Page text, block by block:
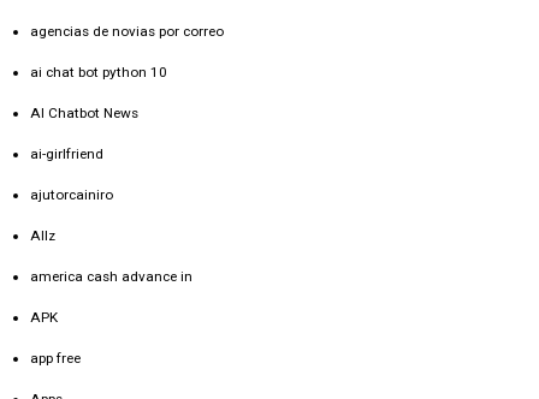
agencias de novias por correo
ai chat bot python 10
AI Chatbot News
ai-girlfriend
ajutorcainiro
Allz
america cash advance in
APK
app free